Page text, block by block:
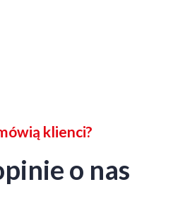
klienci?
o nas